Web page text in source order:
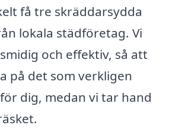
få tre skräddarsydda
lokala städföretag. Vi
och effektiv, så att
på det som verkligen
dig, medan vi tar hand